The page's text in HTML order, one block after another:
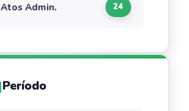
Atos Admin. 24
Período